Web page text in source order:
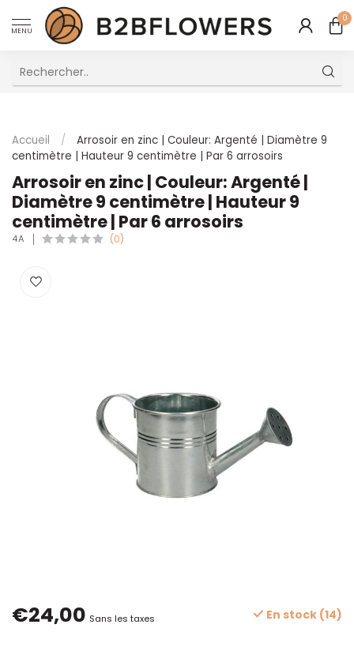
MENU
0
Accueil /
Arrosoir en zinc | Couleur: Argenté | Diamètre 9
centimètre | Hauteur 9 centimètre | Par 6 arrosoirs
Arrosoir en zinc | Couleur: Argenté |
Diamètre 9 centimètre | Hauteur 9
centimètre | Par 6 arrosoirs
4A (0)
€24,00 Sans les taxes En stock (14)